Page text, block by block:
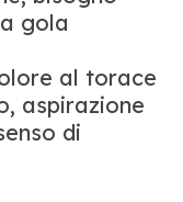
gola
al torace
aspirazione
di